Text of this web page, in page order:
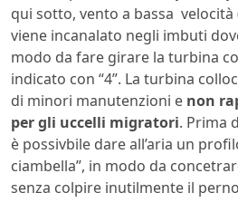
qui sotto, vento a bassa
viene incanalato negli imbuti
modo da fare girare la turbina
indicato con “4”. La turbina
di minori manutenzioni e non
per gli uccelli migratori. Prima
è possivbile dare all’aria un
ciambella”, in modo da
senza colpire inutilmente il